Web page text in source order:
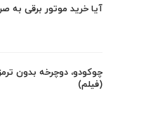
آیا خرید موتور برقی به
چوکودو، دوچرخه بدون
(فیلم)